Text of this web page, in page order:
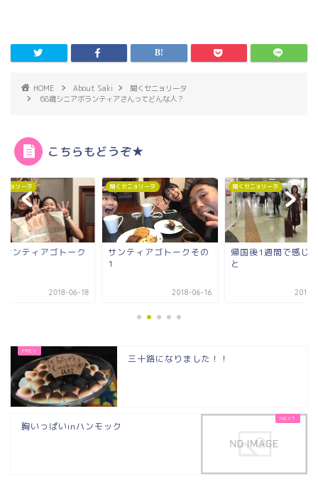
HOME About Saki
聞くセニョリータ
68歳シニアボランティアさんってどんな人？
こちらもどうぞ★
ゴトーク
聞くセニョリータ
サンティアゴトークその
聞くセニョリータ
帰国後1週間で感じたこ
三十路になりました！！
胸いっぱいinハンモック